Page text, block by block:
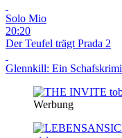
Solo Mio
20:20
Der Teufel trägt Prada 2
Glennkill: Ein Schafskrimi
Werbung